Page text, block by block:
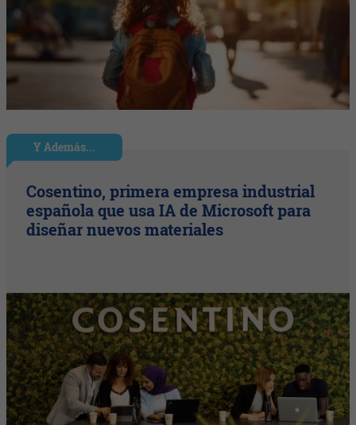
Y Además...
Cosentino, primera empresa industrial
española que usa IA de Microsoft para
diseñar nuevos materiales